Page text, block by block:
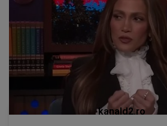
kanald2.ro